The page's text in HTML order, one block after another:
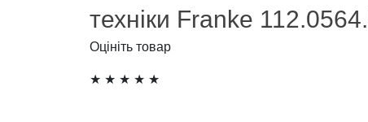
техніки Franke
Оцініть товар
★ ★ ★ ★ ★